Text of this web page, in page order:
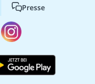
Presse